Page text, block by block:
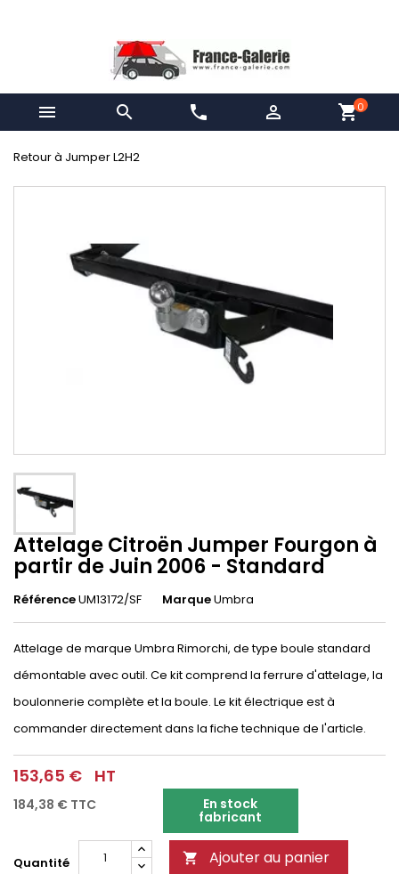
  phone  shopping_cart0
Retour à Jumper L2H2
Attelage Citroën Jumper Fourgon à
partir de Juin 2006 - Standard
RéférenceUM13172/SF MarqueUmbra
Attelage de marque Umbra Rimorchi, de type boule standard
démontable avec outil. Ce kit comprend la ferrure d'attelage, la
boulonnerie complète et la boule. Le kit électrique est à
commander directement dans la fiche technique de l'article.
153,65 € HT
184,38 € TTC En stock
fabricant
Quantité  Ajouter au panier